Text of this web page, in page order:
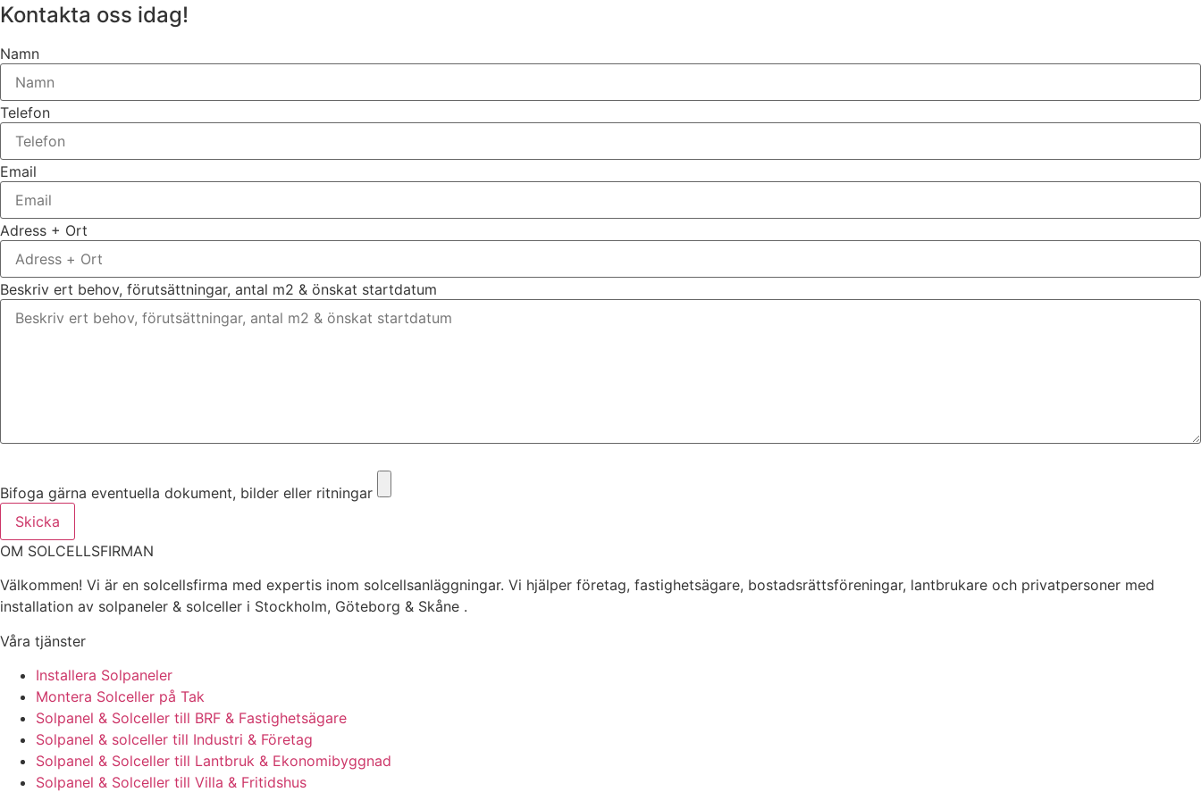
Kontakta oss idag!
Namn
Telefon
Email
Adress + Ort
Beskriv ert behov, förutsättningar, antal m2 & önskat startdatum
Bifoga gärna eventuella dokument, bilder eller ritningar
Skicka
OM SOLCELLSFIRMAN
Välkommen! Vi är en solcellsfirma med expertis inom solcellsanläggningar. Vi hjälper företag, fastighetsägare, bostadsrättsföreningar, lantbrukare och privatpersoner med
installation av solpaneler & solceller i Stockholm, Göteborg & Skåne .
Våra tjänster
Installera Solpaneler
Montera Solceller på Tak
Solpanel & Solceller till BRF & Fastighetsägare
Solpanel & solceller till Industri & Företag
Solpanel & Solceller till Lantbruk & Ekonomibyggnad
Solpanel & Solceller till Villa & Fritidshus